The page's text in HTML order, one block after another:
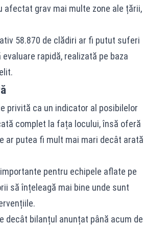
afectat grav mai multe zone ale țării,
58.870 de clădiri ar fi putut suferi
rapidă, realizată pe baza
privită ca un indicator al posibilelor
complet la fața locului, însă oferă
ar putea fi mult mai mari decât arată
pentru echipele aflate pe
să înțeleagă mai bine unde sunt
decât bilanțul anunțat până acum de